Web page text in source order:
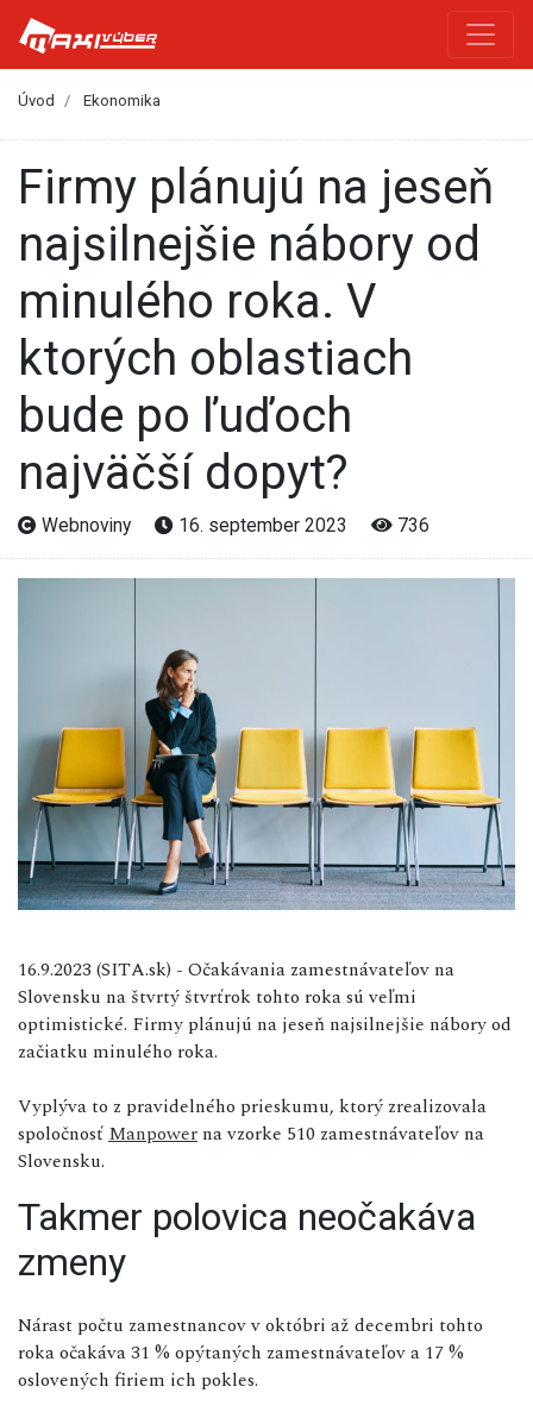
Úvod Ekonomika
Firmy plánujú na jeseň
najsilnejšie nábory od
minulého roka. V
ktorých oblastiach
bude po ľuďoch
najväčší dopyt?
Webnoviny 16. september 2023 736
16.9.2023 (SITA.sk) - Očakávania zamestnávateľov na
Slovensku na štvrtý štvrťrok tohto roka sú veľmi
optimistické. Firmy plánujú na jeseň najsilnejšie nábory od
začiatku minulého roka.
Vyplýva to z pravidelného prieskumu, ktorý zrealizovala
spoločnosť Manpower na vzorke 510 zamestnávateľov na
Slovensku.
Takmer polovica neočakáva
zmeny
Nárast počtu zamestnancov v októbri až decembri tohto
roka očakáva 31 % opýtaných zamestnávateľov a 17 %
oslovených firiem ich pokles.